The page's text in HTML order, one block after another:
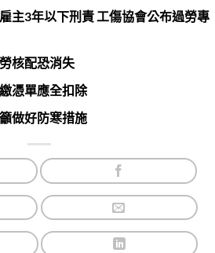
主3年以下刑責 工傷協會公布過勞專
核配恐消失
憑單應全扣除
做好防寒措施